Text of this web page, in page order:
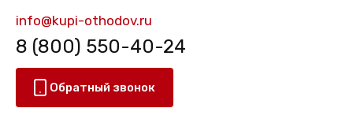
info@kupi-othodov.ru
8 (800) 550-40-24
Обратный звонок